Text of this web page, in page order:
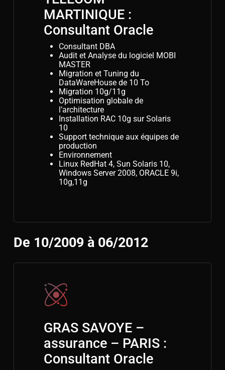
MARTINIQUE :
Consultant Oracle
Consultant DBA
Audit et Analyse du logiciel MOBI
MASTER
Migration et Tuning du
DataWareHouse de 10 To
Migration 10g/11g
Optimisation globale de
l’architecture
Installation RAC 10g sur Solaris
10
Support technique aux équipes de
production
Environnement
Linux RedHat 4, Sun Solaris 10,
Windows Server 2008, ORACLE 9i,
10g,11g
De 10/2009 à 06/2012
GRAS SAVOYE –
assurance – PARIS :
Consultant Oracle